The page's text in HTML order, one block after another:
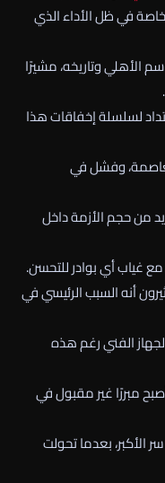
في ظل الأداء الذي
الأهلي وتاريخه، مشيرًا
لسلسلة إخفاقات هذا
وفشل في
من حجم الأزمة داخل
غياب أي بوادر للتحسن.
أنه السبب الرئيسي في
الفني رغم هذه
مبررًا غير مقبول في
الأكبر، بعدما تحولت